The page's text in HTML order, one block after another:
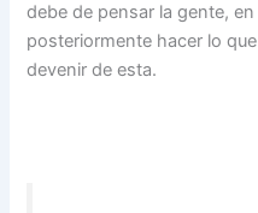
debe de pensar la gente,
posteriormente hacer lo
devenir de esta.